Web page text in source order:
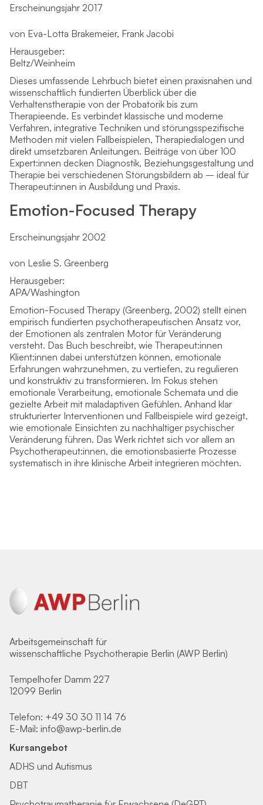
Erscheinungsjahr 2017
von Eva-Lotta Brakemeier, Frank Jacobi
Herausgeber:
Beltz/Weinheim
Dieses umfassende Lehrbuch bietet einen praxisnahen und
wissenschaftlich fundierten Überblick über die
Verhaltenstherapie von der Probatorik bis zum
Therapieende. Es verbindet klassische und moderne
Verfahren, integrative Techniken und störungsspezifische
Methoden mit vielen Fallbeispielen, Therapiedialogen und
direkt umsetzbaren Anleitungen. Beiträge von über 100
Expert:innen decken Diagnostik, Beziehungsgestaltung und
Therapie bei verschiedenen Störungsbildern ab – ideal für
Therapeut:innen in Ausbildung und Praxis.
Emotion-Focused Therapy
Erscheinungsjahr 2002
von Leslie S. Greenberg
Herausgeber:
APA/Washington
Emotion-Focused Therapy (Greenberg, 2002) stellt einen
empirisch fundierten psychotherapeutischen Ansatz vor,
der Emotionen als zentralen Motor für Veränderung
versteht. Das Buch beschreibt, wie Therapeut:innen
Klient:innen dabei unterstützen können, emotionale
Erfahrungen wahrzunehmen, zu vertiefen, zu regulieren
und konstruktiv zu transformieren. Im Fokus stehen
emotionale Verarbeitung, emotionale Schemata und die
gezielte Arbeit mit maladaptiven Gefühlen. Anhand klar
strukturierter Interventionen und Fallbeispiele wird gezeigt,
wie emotionale Einsichten zu nachhaltiger psychischer
Veränderung führen. Das Werk richtet sich vor allem an
Psychotherapeut:innen, die emotionsbasierte Prozesse
systematisch in ihre klinische Arbeit integrieren möchten.
Arbeitsgemeinschaft für
wissenschaftliche Psychotherapie Berlin (AWP Berlin)
Tempelhofer Damm 227
12099 Berlin
Telefon: +49 30 30 11 14 76
E-Mail: info@awp-berlin.de
Kursangebot
ADHS und Autismus
DBT